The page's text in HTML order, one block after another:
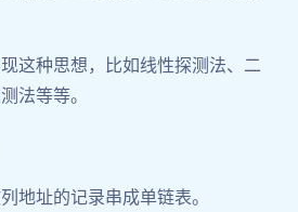
这种思想，比如线性探测法、二
法等等。
地址的记录串成单链表。